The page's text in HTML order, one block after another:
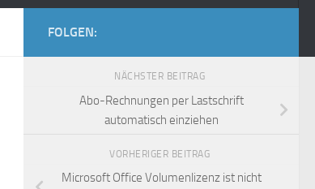
FOLGEN:
NÄCHSTER BEITRAG
Abo-Rechnungen per Lastschrift
automatisch einziehen
VORHERIGER BEITRAG
Microsoft Office Volumenlizenz ist nicht